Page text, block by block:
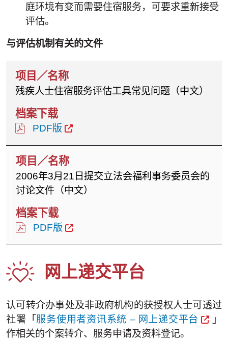
庭环境有变而需要住宿服务，可要求重新接受
评估。
与评估机制有关的文件
残疾人士住宿服务评估工具常见问题（中文）
PDF版
2006年3月21日提交立法会福利事务委员会的
讨论文件（中文）
PDF版
网上递交平台
认可转介办事处及非政府机构的获授权人士可透过
社署「 服务使用者资讯系统 – 网上递交平台
」
作相关的个案转介、服务申请及资料登记。